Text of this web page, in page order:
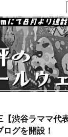
渋谷ラママ代表
グを開設！